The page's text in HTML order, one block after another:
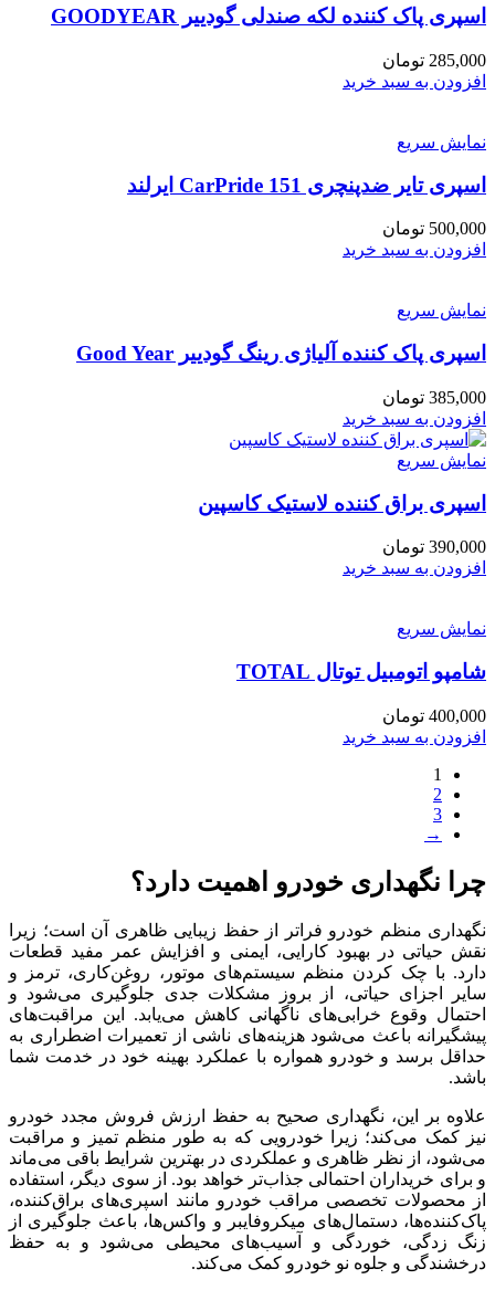
اسپری پاک کننده لکه صندلی گودییر GOODYEAR
285,000 تومان
افزودن به سبد خرید
نمایش سریع
اسپری تایر ضدپنچری CarPride 151 ایرلند
500,000 تومان
افزودن به سبد خرید
نمایش سریع
اسپری پاک کننده آلیاژی رینگ گودییر Good Year
385,000 تومان
افزودن به سبد خرید
نمایش سریع
اسپری براق کننده لاستیک کاسپین
390,000 تومان
افزودن به سبد خرید
نمایش سریع
شامپو اتومبیل توتال TOTAL
400,000 تومان
افزودن به سبد خرید
1
2
3
→
چرا نگهداری خودرو اهمیت دارد؟
نگهداری منظم خودرو فراتر از حفظ زیبایی ظاهری آن است؛ زیرا
نقش حیاتی در بهبود کارایی، ایمنی و افزایش عمر مفید قطعات
دارد. با چک کردن منظم سیستم‌های موتور، روغن‌کاری، ترمز و
سایر اجزای حیاتی، از بروز مشکلات جدی جلوگیری می‌شود و
احتمال وقوع خرابی‌های ناگهانی کاهش می‌یابد. این مراقبت‌های
پیشگیرانه باعث می‌شود هزینه‌های ناشی از تعمیرات اضطراری به
حداقل برسد و خودرو همواره با عملکرد بهینه خود در خدمت شما
باشد.
علاوه بر این، نگهداری صحیح به حفظ ارزش فروش مجدد خودرو
نیز کمک می‌کند؛ زیرا خودرویی که به طور منظم تمیز و مراقبت
می‌شود، از نظر ظاهری و عملکردی در بهترین شرایط باقی می‌ماند
و برای خریداران احتمالی جذاب‌تر خواهد بود. از سوی دیگر، استفاده
از محصولات تخصصی مراقب خودرو مانند اسپری‌های براق‌کننده،
پاک‌کننده‌ها، دستمال‌های میکروفایبر و واکس‌ها، باعث جلوگیری از
زنگ زدگی، خوردگی و آسیب‌های محیطی می‌شود و به حفظ
درخشندگی و جلوه نو خودرو کمک می‌کند.